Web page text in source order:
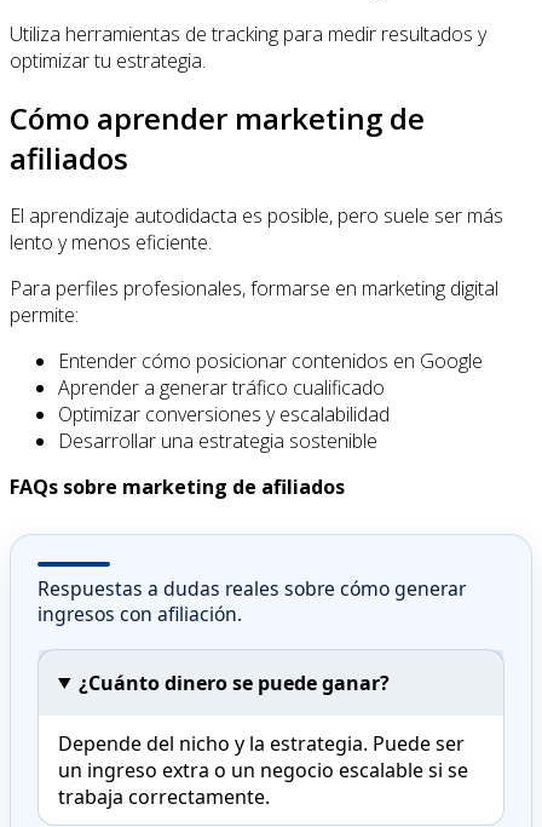
Utiliza herramientas de tracking para medir resultados y
optimizar tu estrategia.
Cómo aprender marketing de
afiliados
El aprendizaje autodidacta es posible, pero suele ser más
lento y menos eficiente.
Para perfiles profesionales, formarse en marketing digital
permite:
Entender cómo posicionar contenidos en Google
Aprender a generar tráfico cualificado
Optimizar conversiones y escalabilidad
Desarrollar una estrategia sostenible
FAQs sobre marketing de afiliados
Respuestas a dudas reales sobre cómo generar
ingresos con afiliación.
¿Cuánto dinero se puede ganar?
Depende del nicho y la estrategia. Puede ser
un ingreso extra o un negocio escalable si se
trabaja correctamente.